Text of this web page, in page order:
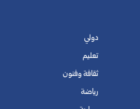
دولي
تعليم
ثقافة وفنون
رياضة